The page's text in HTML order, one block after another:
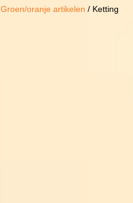
Groen/oranje artikelen / Ketting